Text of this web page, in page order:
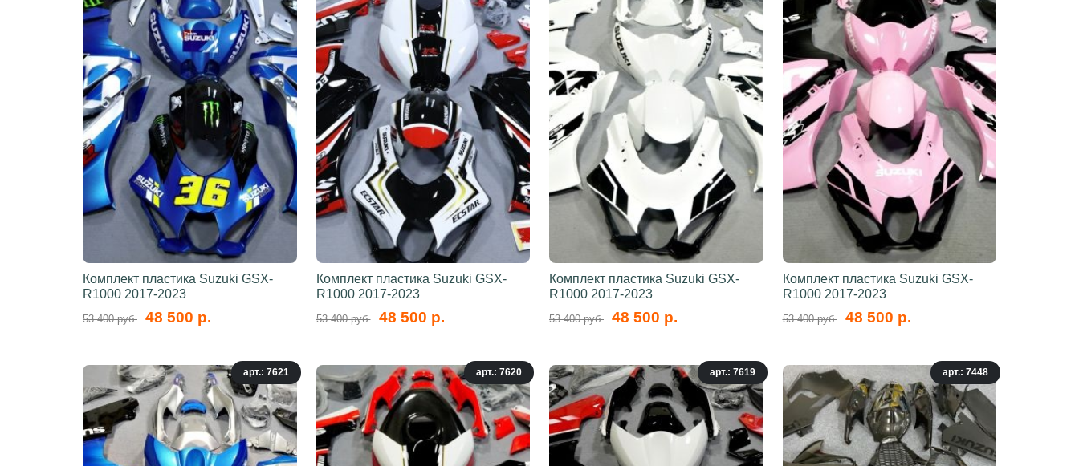
Комплект пластика Suzuki GSX-
R1000 2017-2023
53 400 руб. 48 500 р.
Комплект пластика Suzuki GSX-
R1000 2017-2023
53 400 руб. 48 500 р.
Комплект пластика Suzuki GSX-
R1000 2017-2023
53 400 руб. 48 500 р.
Комплект пластика Suzuki GSX-
R1000 2017-2023
53 400 руб. 48 500 р.
арт.: 7621 арт.: 7620 арт.: 7619 арт.: 7448